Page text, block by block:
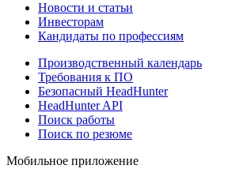
Новости и статьи
Инвесторам
Кандидаты по профессиям
Производственный календарь
Требования к ПО
Безопасный HeadHunter
HeadHunter API
Поиск работы
Поиск по резюме
Мобильное приложение